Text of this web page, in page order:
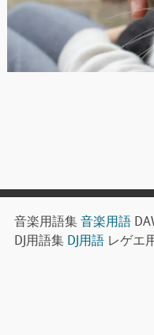
音楽用語集 音楽用語
DJ用語集 DJ用語レゲエ